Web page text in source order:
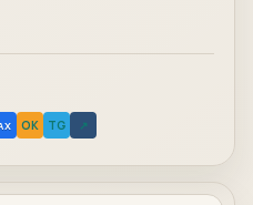
OK TG ↗